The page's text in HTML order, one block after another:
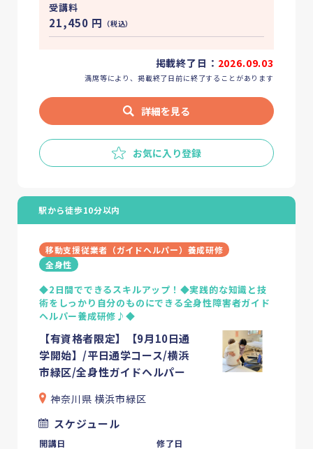
介護資格の基礎知識
お知らせ・コラム
News お知らせ
Information
受講料
21,450 円 （税込）
掲載終了日： 2026.09.03
満席等により、掲載終了日前に終了することがあります
詳細を見る
お気に入り登録
駅から徒歩10分以内
移動支援従業者（ガイドヘルパー）養成研修
全身性
◆2日間でできるスキルアップ！◆実践的な知識と技
術をしっかり自分のものにできる全身性障害者ガイド
ヘルパー養成研修♪◆
【有資格者限定】【9月10日通
学開始】/平日通学コース/横浜
市緑区/全身性ガイドヘルパー
神奈川県 横浜市緑区
スケジュール
開講日 修了日